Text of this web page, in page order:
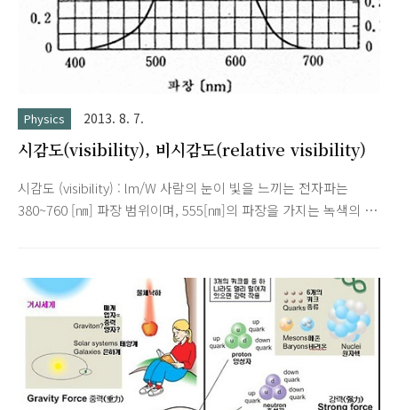
Physics 2013. 8. 7.
시감도(visibility), 비시감도(relative visibility)
시감도 (visibility) : lm/W 사람의 눈이 빛을 느끼는 전자파는
380~760 [㎚] 파장 범위이며, 555[㎚]의 파장을 가지는 녹색의 빛
빛으로 느껴지는 정도를 빛의 시감도라고 한다. 어떤 파장 λ 의
복사속을 Φλ [W]라 하고, 이 때의 광속을 Fλ [lm]이라고 할 때
복사속에 대한 광속의 비 Fλ/Φλ 는 파장 λ의 전자파에너지를 얼
마만큼 밝기로 느끼게 하는 지를 나타낸다. 시감도 = 광속 / 복사
속 = Fλ/Φλ [lm/W] 비시감도 (relative visibility) 눈의 최대감도
를 (555㎚ ) 1로하여 다른 파장 (380~760㎚)에 대한 시감도의 ..